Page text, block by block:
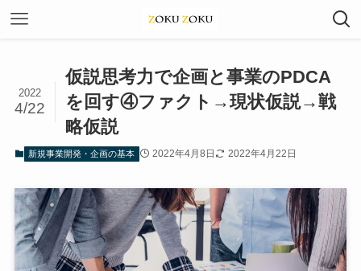
仮説思考力で企画と事業のPDCA
を回す④ファクト→現状仮説→戦
略仮説
2022
4/22
新規事業開発・企画の基本 2022年4月8日 2022年4月22日